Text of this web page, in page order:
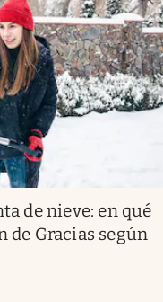
de nieve: en qué
de Gracias según